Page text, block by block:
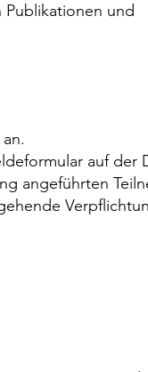
und
auf der
angeführten